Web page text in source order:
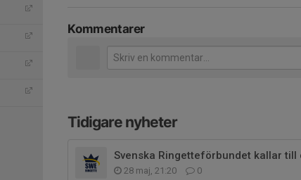
Kommentarer
Tidigare nyheter
Svenska Ringetteförbundet kallar
28 maj, 21:20 0